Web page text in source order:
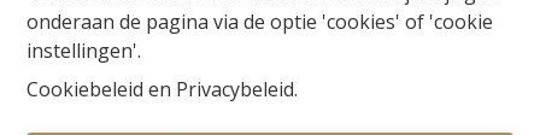
onderaan de pagina via de optie 'cookies' of 'cookie
instellingen'.
Cookiebeleid en Privacybeleid.